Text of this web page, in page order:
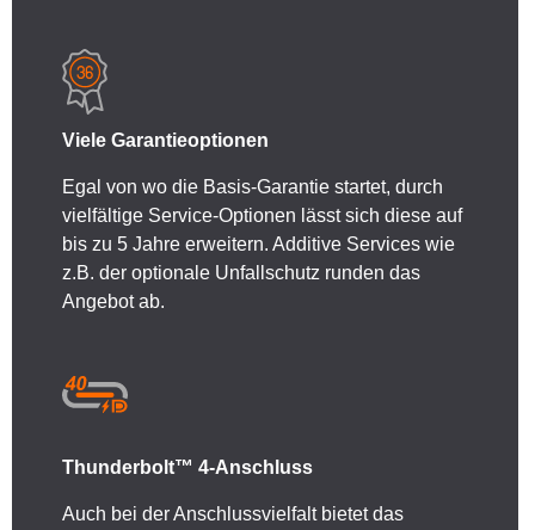
Viele Garantieoptionen
Egal von wo die Basis-Garantie startet, durch
vielfältige Service-Optionen lässt sich diese auf
bis zu 5 Jahre erweitern. Additive Services wie
z.B. der optionale Unfallschutz runden das
Angebot ab.
Thunderbolt™ 4-Anschluss
Auch bei der Anschlussvielfalt bietet das